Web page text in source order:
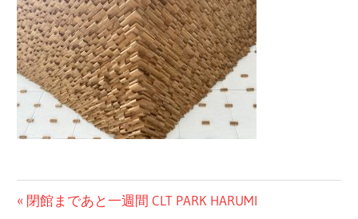
投
前
閉館まであと一週間 CLT PARK HARUMI